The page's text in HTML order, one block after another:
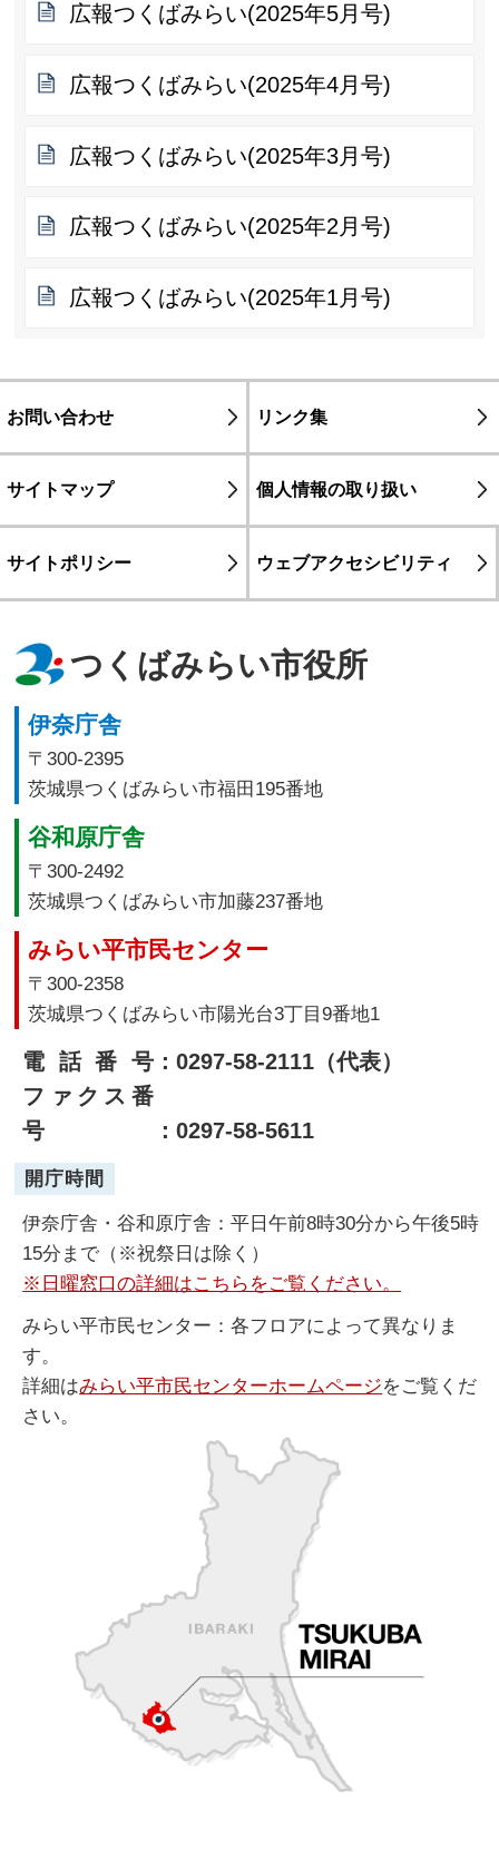
広報つくばみらい(2025年5月号)
広報つくばみらい(2025年4月号)
広報つくばみらい(2025年3月号)
広報つくばみらい(2025年2月号)
広報つくばみらい(2025年1月号)
お問い合わせ リンク集
サイトマップ 個人情報の取り扱い
サイトポリシー ウェブアクセシビリティ
つくばみらい市役所
伊奈庁舎
〒300-2395
茨城県つくばみらい市福田195番地
谷和原庁舎
〒300-2492
茨城県つくばみらい市加藤237番地
みらい平市民センター
〒300-2358
茨城県つくばみらい市陽光台3丁目9番地1
電話番号：0297-58-2111（代表）
ファクス番
号
：0297-58-5611
開庁時間
伊奈庁舎・谷和原庁舎：平日午前8時30分から午後5時
15分まで（※祝祭日は除く）
※日曜窓口の詳細はこちらをご覧ください。
みらい平市民センター：各フロアによって異なりま
す。
詳細はみらい平市民センターホームページをご覧くだ
さい。